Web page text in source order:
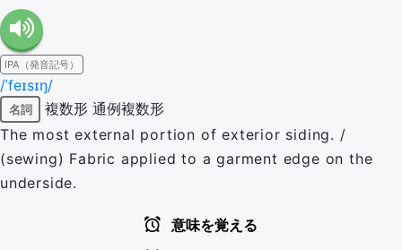
IPA（発音記号）
/ˈfeɪsɪŋ/
名詞 複数形 通例複数形
The most external portion of exterior siding. /
(sewing) Fabric applied to a garment edge on the
underside.
意味を覚える